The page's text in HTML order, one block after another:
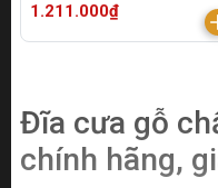
1.211.000₫
Đĩa cưa gỗ
chính hãng,